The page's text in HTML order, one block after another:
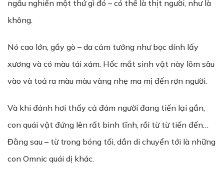
ngấu nghiến một thứ gì đó – có thể là thịt người, như là
không.
Nó cao lớn, gầy gò – da cảm tưởng như bọc dính lấy
xương và có màu tái xám. Hốc mắt sinh vật này lõm sâu
vào và toả ra màu màu vàng nhẹ ma mị đến rợn người.
Và khi đánh hơi thấy cả đám người đang tiến lại gần,
con quái vật đứng lên rất bình tĩnh, rồi từ từ tiến đến…
Đằng sau – từ trong bóng tối, dần di chuyển tới là những
con Omnic quái dị khác.